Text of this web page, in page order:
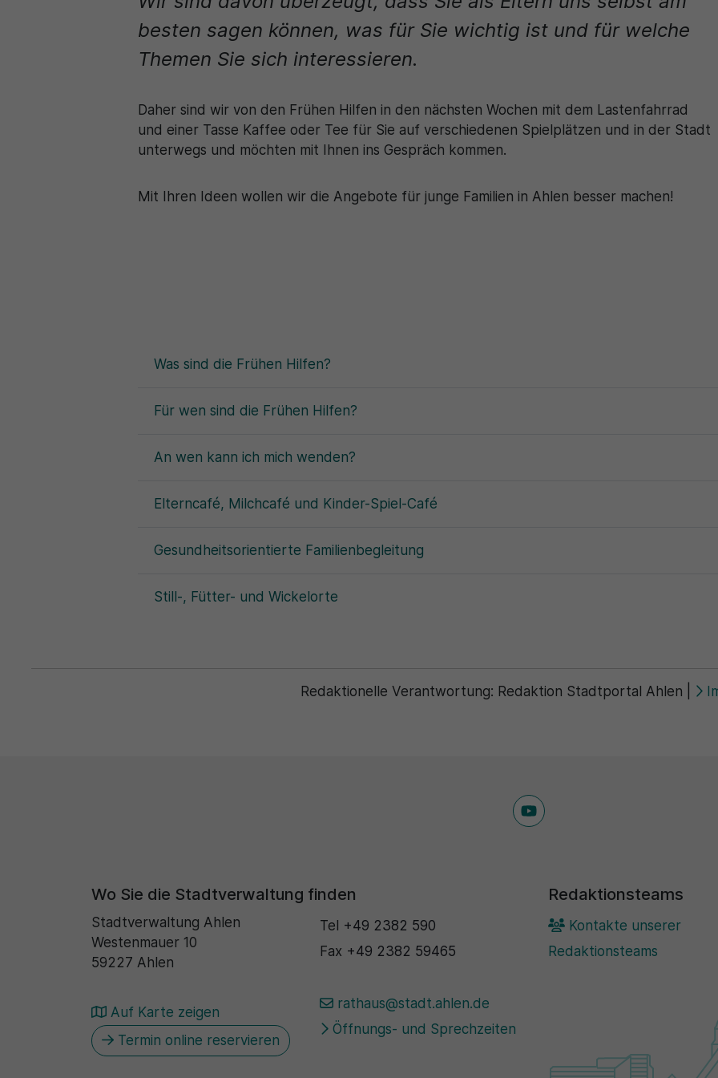
besten sagen können, was für Sie wichtig ist und für welche
Themen Sie sich interessieren.
Daher sind wir von den Frühen Hilfen in den nächsten Wochen mit dem Lastenfahrrad
und einer Tasse Kaffee oder Tee für Sie auf verschiedenen Spielplätzen und in der Stadt
unterwegs und möchten mit Ihnen ins Gespräch kommen.
Mit Ihren Ideen wollen wir die Angebote für junge Familien in Ahlen besser machen!
Was sind die Frühen Hilfen?
Für wen sind die Frühen Hilfen?
An wen kann ich mich wenden?
Elterncafé, Milchcafé und Kinder-Spiel-Café
Gesundheitsorientierte Familienbegleitung
Still-, Fütter- und Wickelorte
Redaktionelle Verantwortung: Redaktion Stadtportal Ahlen
Wo Sie die Stadtverwaltung finden
Stadtverwaltung Ahlen
Westenmauer 10
59227 Ahlen
Auf Karte zeigen
Termin online reservieren
Tel +49 2382 590
Fax +49 2382 59465
rathaus@stadt.ahlen.de
Öffnungs- und Sprechzeiten
Redaktionsteams
Kontakte unserer
Redaktionsteams
Zweck
generierte ID, für die historische Speicherung
Ihrer vorgenommen Einstellungen, falls der
Webseiten-Betreiber dies eingestellt hat.
Zweck
Details wie die eindeutige Besucher-ID zu
speichern.
Anbieter Matomo
Laufzeit 30 Minuten
Zweck
vorübergehende Daten des Besuchs zu